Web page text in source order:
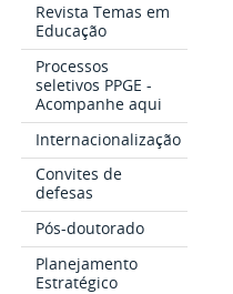
Revista Temas em
Educação
Processos
seletivos PPGE -
Acompanhe aqui
Internacionalização
Convites de
defesas
Pós-doutorado
Planejamento
Estratégico